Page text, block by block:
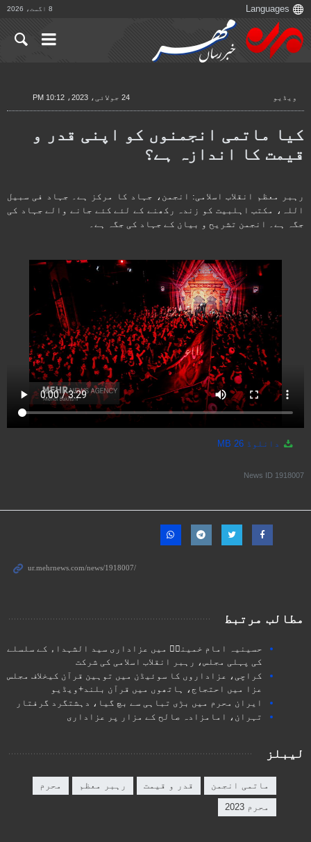
8 اگست، 2026
ویڈیو 24 جولائی، 2023، 10:12 PM
کیا ماتمی انجمنوں کو اپنی قدر و
قیمت کا اندازہ ہے؟
رہبر معظم انقلاب اسلامی: انجمن، جہاد کا مرکز ہے۔ جہاد فی سبیل
اللہ، مکتب اہلبیت کو زندہ رکھنے کے لئے کئے جانے والے جہاد کی
جگہ ہے۔ انجمن تشریح و بیان کے جہاد کی جگہ ہے۔
دانلوڈ 26 MB
News ID 1918007
مطالب مرتبط
حسینیہ امام خمینیؒ میں عزاداری سید الشہداء کے سلسلے
کی پہلی مجلس، رہبر انقلاب اسلامی کی شرکت
کراچی، عزاداروں کا سوئیڈن میں توہین قرآن کیخلاف مجلس
عزا میں احتجاج، ہاتھوں میں قرآن بلند+ویڈیو
ایران محرم میں بڑی تباہی سے بچ گیا، دہشتگرد گرفتار
تہران، امامزادہ صالح کے مزار پر عزاداری
لیبلز
ماتمی انجمن قدر و قیمت رہبر معظم محرم
محرم 2023